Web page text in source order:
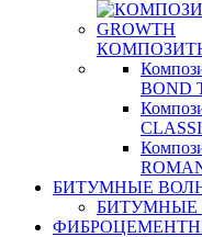
BOND
БИТУМНЫЕ
БИТУМНЫЕ